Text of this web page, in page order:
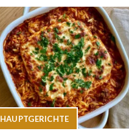
HAUPTGERICHTE